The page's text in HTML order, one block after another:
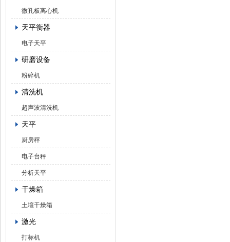
微孔板离心机
天平衡器
电子天平
研磨设备
粉碎机
清洗机
超声波清洗机
天平
厨房秤
电子台秤
分析天平
干燥箱
土壤干燥箱
激光
打标机